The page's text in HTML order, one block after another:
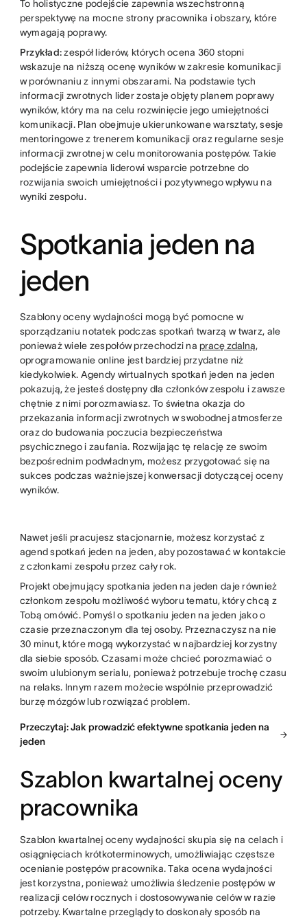
To holistyczne podejście zapewnia wszechstronną
perspektywę na mocne strony pracownika i obszary, które
wymagają poprawy.
Przykład:zespół liderów, których ocena 360 stopni
wskazuje na niższą ocenę wyników w zakresie komunikacji
w porównaniu z innymi obszarami. Na podstawie tych
informacji zwrotnych lider zostaje objęty planem poprawy
wyników, który ma na celu rozwinięcie jego umiejętności
komunikacji. Plan obejmuje ukierunkowane warsztaty, sesje
mentoringowe z trenerem komunikacji oraz regularne sesje
informacji zwrotnej w celu monitorowania postępów. Takie
podejście zapewnia liderowi wsparcie potrzebne do
rozwijania swoich umiejętności i pozytywnego wpływu na
wyniki zespołu.
Spotkania jeden na
jeden
Szablony oceny wydajności mogą być pomocne w
sporządzaniu notatek podczas spotkań twarzą w twarz, ale
ponieważ wiele zespołów przechodzi na pracę zdalną,
oprogramowanie online jest bardziej przydatne niż
kiedykolwiek. Agendy wirtualnych spotkań jeden na jeden
pokazują, że jesteś dostępny dla członków zespołu i zawsze
chętnie z nimi porozmawiasz. To świetna okazja do
przekazania informacji zwrotnych w swobodnej atmosferze
oraz do budowania poczucia bezpieczeństwa
psychicznego i zaufania. Rozwijając tę relację ze swoim
bezpośrednim podwładnym, możesz przygotować się na
sukces podczas ważniejszej konwersacji dotyczącej oceny
wyników.
Nawet jeśli pracujesz stacjonarnie, możesz korzystać z
agend spotkań jeden na jeden, aby pozostawać w kontakcie
z członkami zespołu przez cały rok.
Projekt obejmujący spotkania jeden na jeden daje również
członkom zespołu możliwość wyboru tematu, który chcą z
Tobą omówić. Pomyśl o spotkaniu jeden na jeden jako o
czasie przeznaczonym dla tej osoby. Przeznaczysz na nie
30 minut, które mogą wykorzystać w najbardziej korzystny
dla siebie sposób. Czasami może chcieć porozmawiać o
swoim ulubionym serialu, ponieważ potrzebuje trochę czasu
na relaks. Innym razem możecie wspólnie przeprowadzić
burzę mózgów lub rozwiązać problem.
Przeczytaj: Jak prowadzić efektywne spotkania jeden na
jeden
Szablon kwartalnej oceny
pracownika
Szablon kwartalnej oceny wydajności skupia się na celach i
osiągnięciach krótkoterminowych, umożliwiając częstsze
ocenianie postępów pracownika. Taka ocena wydajności
jest korzystna, ponieważ umożliwia śledzenie postępów w
realizacji celów rocznych i dostosowywanie celów w razie
potrzeby. Kwartalne przeglądy to doskonały sposób na